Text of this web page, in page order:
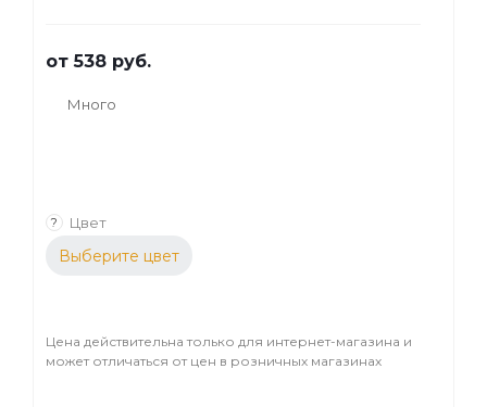
от538 руб.
Много
? Цвет
Выберите цвет
Цена действительна только для интернет-магазина и
может отличаться от цен в розничных магазинах